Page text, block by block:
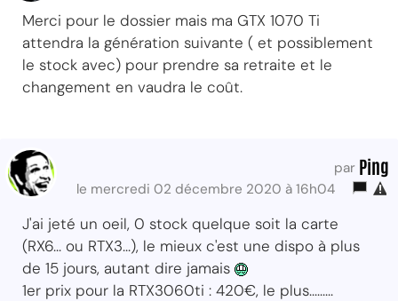
Merci pour le dossier mais ma GTX 1070 Ti
attendra la génération suivante ( et possiblement
le stock avec) pour prendre sa retraite et le
changement en vaudra le coût.
par Ping
le mercredi 02 décembre 2020 à 16h04
J'ai jeté un oeil, 0 stock quelque soit la carte
(RX6... ou RTX3...), le mieux c'est une dispo à plus
de 15 jours, autant dire jamais
1er prix pour la RTX3060ti : 420€, le plus.........